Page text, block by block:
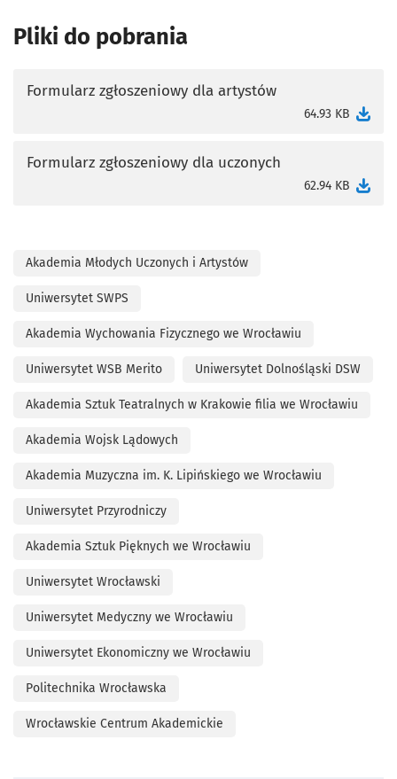
Pliki do pobrania
Formularz zgłoszeniowy dla artystów
64.93 KB
Formularz zgłoszeniowy dla uczonych
62.94 KB
Akademia Młodych Uczonych i Artystów
Uniwersytet SWPS
Akademia Wychowania Fizycznego we Wrocławiu
Uniwersytet WSB Merito Uniwersytet Dolnośląski DSW
Akademia Sztuk Teatralnych w Krakowie filia we Wrocławiu
Akademia Wojsk Lądowych
Akademia Muzyczna im. K. Lipińskiego we Wrocławiu
Uniwersytet Przyrodniczy
Akademia Sztuk Pięknych we Wrocławiu
Uniwersytet Wrocławski
Uniwersytet Medyczny we Wrocławiu
Uniwersytet Ekonomiczny we Wrocławiu
Politechnika Wrocławska
Wrocławskie Centrum Akademickie